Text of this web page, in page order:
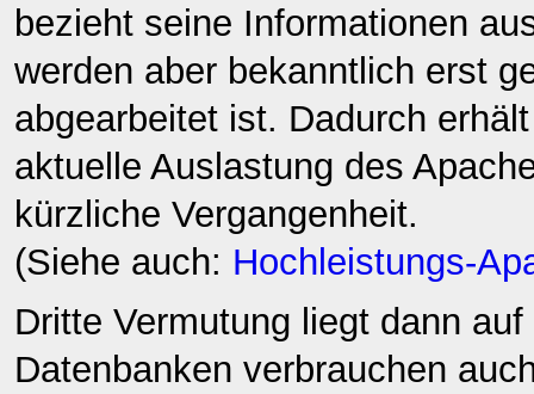
bezieht seine Informationen
werden aber bekanntlich erst
abgearbeitet ist. Dadurch
aktuelle Auslastung des
kürzliche Vergangenheit.
(Siehe auch: Hochleistungs-
Dritte Vermutung liegt dann
Datenbanken verbrauchen